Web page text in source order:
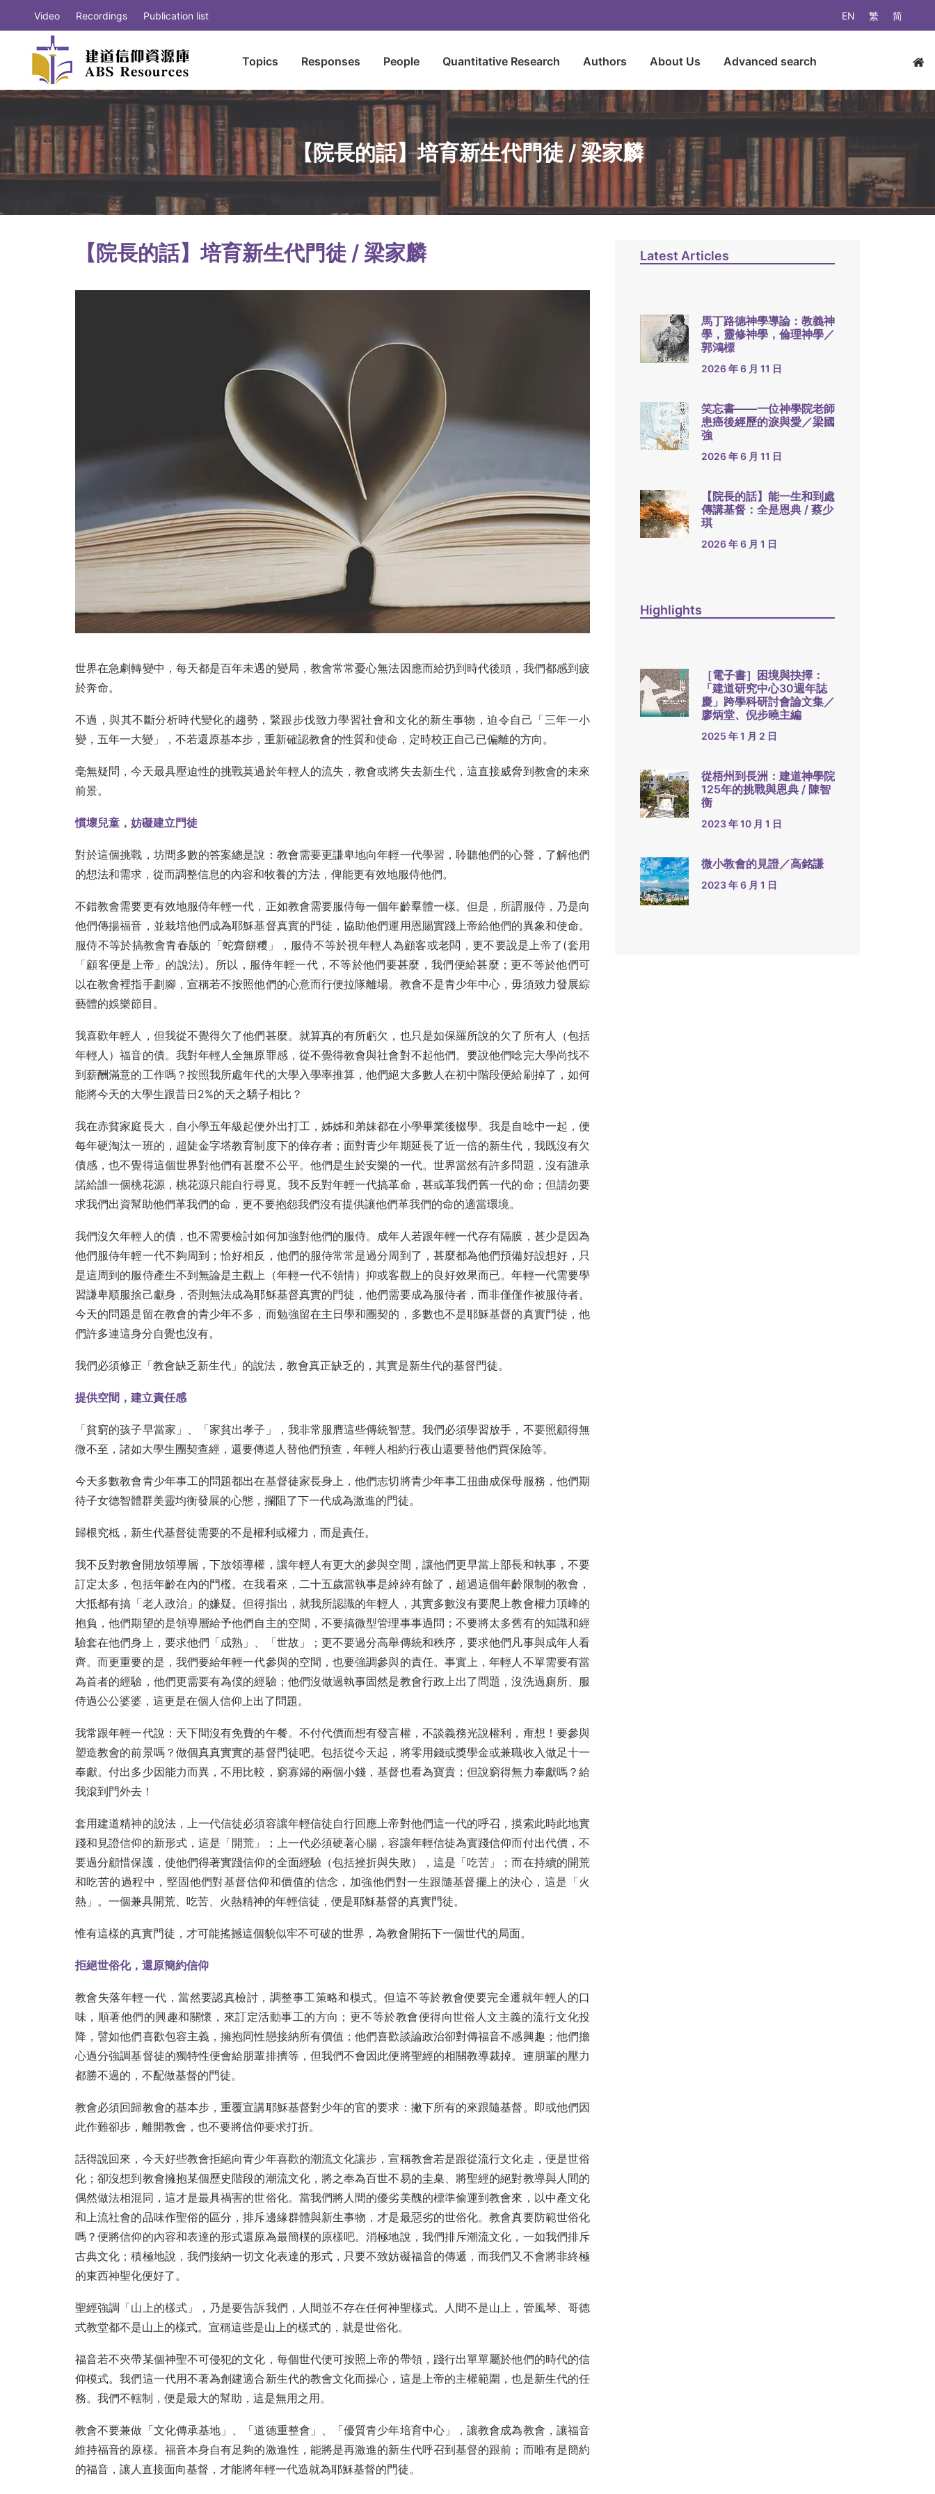
EN 繁 简
Video Recordings Publication list
Topics Responses People Quantitative Research Authors About Us Advanced search
【院長的話】培育新生代門徒 / 梁家麟
【院長的話】培育新生代門徒 / 梁家麟
世界在急劇轉變中，每天都是百年未遇的變局，教會常常憂心無法因應而給扔到時代後頭，我們都感到疲
於奔命。
不過，與其不斷分析時代變化的趨勢，緊跟步伐致力學習社會和文化的新生事物，迫令自己「三年一小
變，五年一大變」，不若還原基本步，重新確認教會的性質和使命，定時校正自己已偏離的方向。
毫無疑問，今天最具壓迫性的挑戰莫過於年輕人的流失，教會或將失去新生代，這直接威脅到教會的未來
前景。
慣壞兒童，妨礙建立門徒
對於這個挑戰，坊間多數的答案總是說：教會需要更謙卑地向年輕一代學習，聆聽他們的心聲，了解他們
的想法和需求，從而調整信息的內容和牧養的方法，俾能更有效地服侍他們。
不錯教會需要更有效地服侍年輕一代，正如教會需要服侍每一個年齡羣體一樣。但是，所謂服侍，乃是向
他們傳揚福音，並栽培他們成為耶穌基督真實的門徒，協助他們運用恩賜實踐上帝給他們的異象和使命。
服侍不等於搞教會青春版的「蛇齋餅糭」，服侍不等於視年輕人為顧客或老闆，更不要說是上帝了(套用
「顧客便是上帝」的說法)。所以，服侍年輕一代，不等於他們要甚麼，我們便給甚麼；更不等於他們可
以在教會裡指手劃腳，宣稱若不按照他們的心意而行便拉隊離場。教會不是青少年中心，毋須致力發展綜
藝體的娛樂節目。
我喜歡年輕人，但我從不覺得欠了他們甚麼。就算真的有所虧欠，也只是如保羅所說的欠了所有人（包括
年輕人）福音的債。我對年輕人全無原罪感，從不覺得教會與社會對不起他們。要說他們唸完大學尚找不
到薪酬滿意的工作嗎？按照我所處年代的大學入學率推算，他們絕大多數人在初中階段便給刷掉了，如何
能將今天的大學生跟昔日2%的天之驕子相比？
我在赤貧家庭長大，自小學五年級起便外出打工，姊姊和弟妹都在小學畢業後輟學。我是自唸中一起，便
每年硬淘汰一班的，超陡金字塔教育制度下的倖存者；面對青少年期延長了近一倍的新生代，我既沒有欠
債感，也不覺得這個世界對他們有甚麼不公平。他們是生於安樂的一代。世界當然有許多問題，沒有誰承
諾給誰一個桃花源，桃花源只能自行尋覓。我不反對年輕一代搞革命，甚或革我們舊一代的命；但請勿要
求我們出資幫助他們革我們的命，更不要抱怨我們沒有提供讓他們革我們的命的適當環境。
我們沒欠年輕人的債，也不需要檢討如何加強對他們的服侍。成年人若跟年輕一代存有隔膜，甚少是因為
他們服侍年輕一代不夠周到；恰好相反，他們的服侍常常是過分周到了，甚麼都為他們預備好設想好，只
是這周到的服侍產生不到無論是主觀上（年輕一代不領情）抑或客觀上的良好效果而已。年輕一代需要學
習謙卑順服捨己獻身，否則無法成為耶穌基督真實的門徒，他們需要成為服侍者，而非僅僅作被服侍者。
今天的問題是留在教會的青少年不多，而勉強留在主日學和團契的，多數也不是耶穌基督的真實門徒，他
們許多連這身分自覺也沒有。
我們必須修正「教會缺乏新生代」的說法，教會真正缺乏的，其實是新生代的基督門徒。
提供空間，建立責任感
「貧窮的孩子早當家」、「家貧出孝子」，我非常服膺這些傳統智慧。我們必須學習放手，不要照顧得無
微不至，諸如大學生團契查經，還要傳道人替他們預查，年輕人相約行夜山還要替他們買保險等。
今天多數教會青少年事工的問題都出在基督徒家長身上，他們志切將青少年事工扭曲成保母服務，他們期
待子女德智體群美靈均衡發展的心態，攔阻了下一代成為激進的門徒。
歸根究柢，新生代基督徒需要的不是權利或權力，而是責任。
我不反對教會開放領導層，下放領導權，讓年輕人有更大的參與空間，讓他們更早當上部長和執事，不要
訂定太多，包括年齡在內的門檻。在我看來，二十五歲當執事是綽綽有餘了，超過這個年齡限制的教會，
大抵都有搞「老人政治」的嫌疑。但得指出，就我所認識的年輕人，其實多數沒有要爬上教會權力頂峰的
抱負，他們期望的是領導層給予他們自主的空間，不要搞微型管理事事過問；不要將太多舊有的知識和經
驗套在他們身上，要求他們「成熟」、「世故」；更不要過分高舉傳統和秩序，要求他們凡事與成年人看
齊。而更重要的是，我們要給年輕一代參與的空間，也要強調參與的責任。事實上，年輕人不單需要有當
為首者的經驗，他們更需要有為僕的經驗；他們沒做過執事固然是教會行政上出了問題，沒洗過廁所、服
侍過公公婆婆，這更是在個人信仰上出了問題。
我常跟年輕一代說：天下間沒有免費的午餐。不付代價而想有發言權，不談義務光說權利，甭想！要參與
塑造教會的前景嗎？做個真真實實的基督門徒吧。包括從今天起，將零用錢或獎學金或兼職收入做足十一
奉獻。付出多少因能力而異，不用比較，窮寡婦的兩個小錢，基督也看為寶貴；但說窮得無力奉獻嗎？給
我滾到門外去！
套用建道精神的說法，上一代信徒必須容讓年輕信徒自行回應上帝對他們這一代的呼召，摸索此時此地實
踐和見證信仰的新形式，這是「開荒」；上一代必須硬著心腸，容讓年輕信徒為實踐信仰而付出代價，不
要過分顧惜保護，使他們得著實踐信仰的全面經驗（包括挫折與失敗），這是「吃苦」；而在持續的開荒
和吃苦的過程中，堅固他們對基督信仰和價值的信念，加強他們對一生跟隨基督擺上的決心，這是「火
熱」。一個兼具開荒、吃苦、火熱精神的年輕信徒，便是耶穌基督的真實門徒。
惟有這樣的真實門徒，才可能搖撼這個貌似牢不可破的世界，為教會開拓下一個世代的局面。
拒絕世俗化，還原簡約信仰
教會失落年輕一代，當然要認真檢討，調整事工策略和模式。但這不等於教會便要完全遷就年輕人的口
味，順著他們的興趣和關懷，來訂定活動事工的方向；更不等於教會便得向世俗人文主義的流行文化投
降，譬如他們喜歡包容主義，擁抱同性戀接納所有價值；他們喜歡談論政治卻對傳福音不感興趣；他們擔
心過分強調基督徒的獨特性便會給朋輩排擠等，但我們不會因此便將聖經的相關教導裁掉。連朋輩的壓力
都勝不過的，不配做基督的門徒。
教會必須回歸教會的基本步，重覆宣講耶穌基督對少年的官的要求：撇下所有的來跟隨基督。即或他們因
此作難卻步，離開教會，也不要將信仰要求打折。
話得說回來，今天好些教會拒絕向青少年喜歡的潮流文化讓步，宣稱教會若是跟從流行文化走，便是世俗
化；卻沒想到教會擁抱某個歷史階段的潮流文化，將之奉為百世不易的圭臬、將聖經的絕對教導與人間的
偶然做法相混同，這才是最具禍害的世俗化。當我們將人間的優劣美醜的標準偷運到教會來，以中產文化
和上流社會的品味作聖俗的區分，排斥邊緣群體與新生事物，才是最惡劣的世俗化。教會真要防範世俗化
嗎？便將信仰的內容和表達的形式還原為最簡樸的原樣吧。消極地說，我們排斥潮流文化，一如我們排斥
古典文化；積極地說，我們接納一切文化表達的形式，只要不致妨礙福音的傳遞，而我們又不會將非終極
的東西神聖化便好了。
聖經強調「山上的樣式」，乃是要告訴我們，人間並不存在任何神聖樣式。人間不是山上，管風琴、哥德
式教堂都不是山上的樣式。宣稱這些是山上的樣式的，就是世俗化。
福音若不夾帶某個神聖不可侵犯的文化，每個世代便可按照上帝的帶領，踐行出單單屬於他們的時代的信
仰模式。我們這一代用不著為創建適合新生代的教會文化而操心，這是上帝的主權範圍，也是新生代的任
務。我們不轄制，便是最大的幫助，這是無用之用。
教會不要兼做「文化傳承基地」、「道德重整會」、「優質青少年培育中心」，讓教會成為教會，讓福音
維持福音的原樣。福音本身自有足夠的激進性，能將是再激進的新生代呼召到基督的跟前；而唯有是簡約
的福音，讓人直接面向基督，才能將年輕一代造就為耶穌基督的門徒。
Latest Articles
馬丁路德神學導論：教義神
學，靈修神學，倫理神學／
郭鴻標
2026 年 6 月 11 日
笑忘書——一位神學院老師
患癌後經歷的淚與愛／梁國
強
2026 年 6 月 11 日
【院長的話】能一生和到處
傳講基督：全是恩典 / 蔡少
琪
2026 年 6 月 1 日
Highlights
［電子書］困境與抉擇：
「建道研究中心30週年誌
慶」跨學科研討會論文集／
廖炳堂、倪步曉主編
2025 年 1 月 2 日
從梧州到長洲：建道神學院
125年的挑戰與恩典 / 陳智
衡
2023 年 10 月 1 日
微小教會的見證／高銘謙
2023 年 6 月 1 日